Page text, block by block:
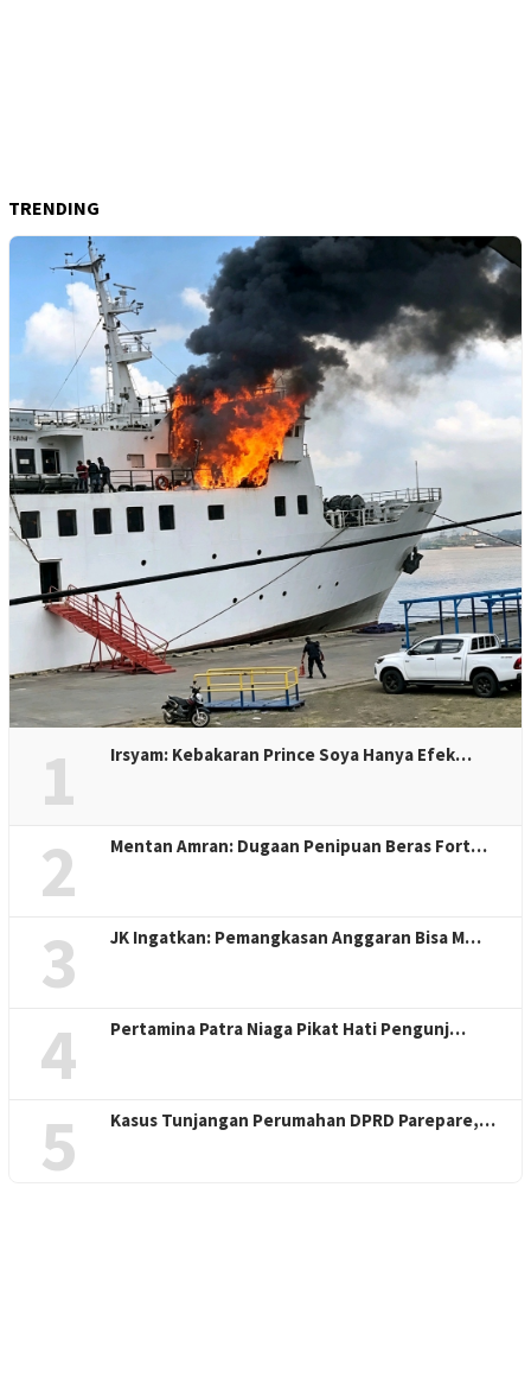
TRENDING
1 Irsyam: Kebakaran Prince Soya Hanya Efek…
2 Mentan Amran: Dugaan Penipuan Beras Fort…
3 JK Ingatkan: Pemangkasan Anggaran Bisa M…
4 Pertamina Patra Niaga Pikat Hati Pengunj…
5 Kasus Tunjangan Perumahan DPRD Parepare,…